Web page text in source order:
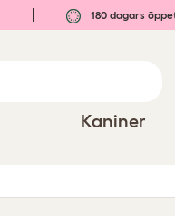
180 dagars
Kaniner